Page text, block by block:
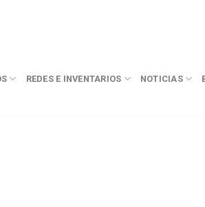
REDES E INVENTARIOS NOTICIAS